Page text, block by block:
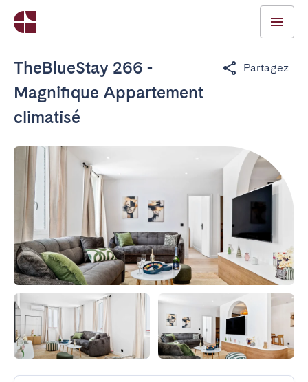
TheBlueStay 266 -
Magnifique Appartement
climatisé
Partagez